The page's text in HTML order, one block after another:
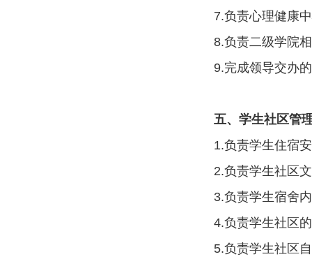
7.负责心理健康
8.负责二级学院
9.完成领导交办
五、学生社区管
1.负责学生住宿
2.负责学生社区
3.负责学生宿舍
4.负责学生社区
5.负责学生社区